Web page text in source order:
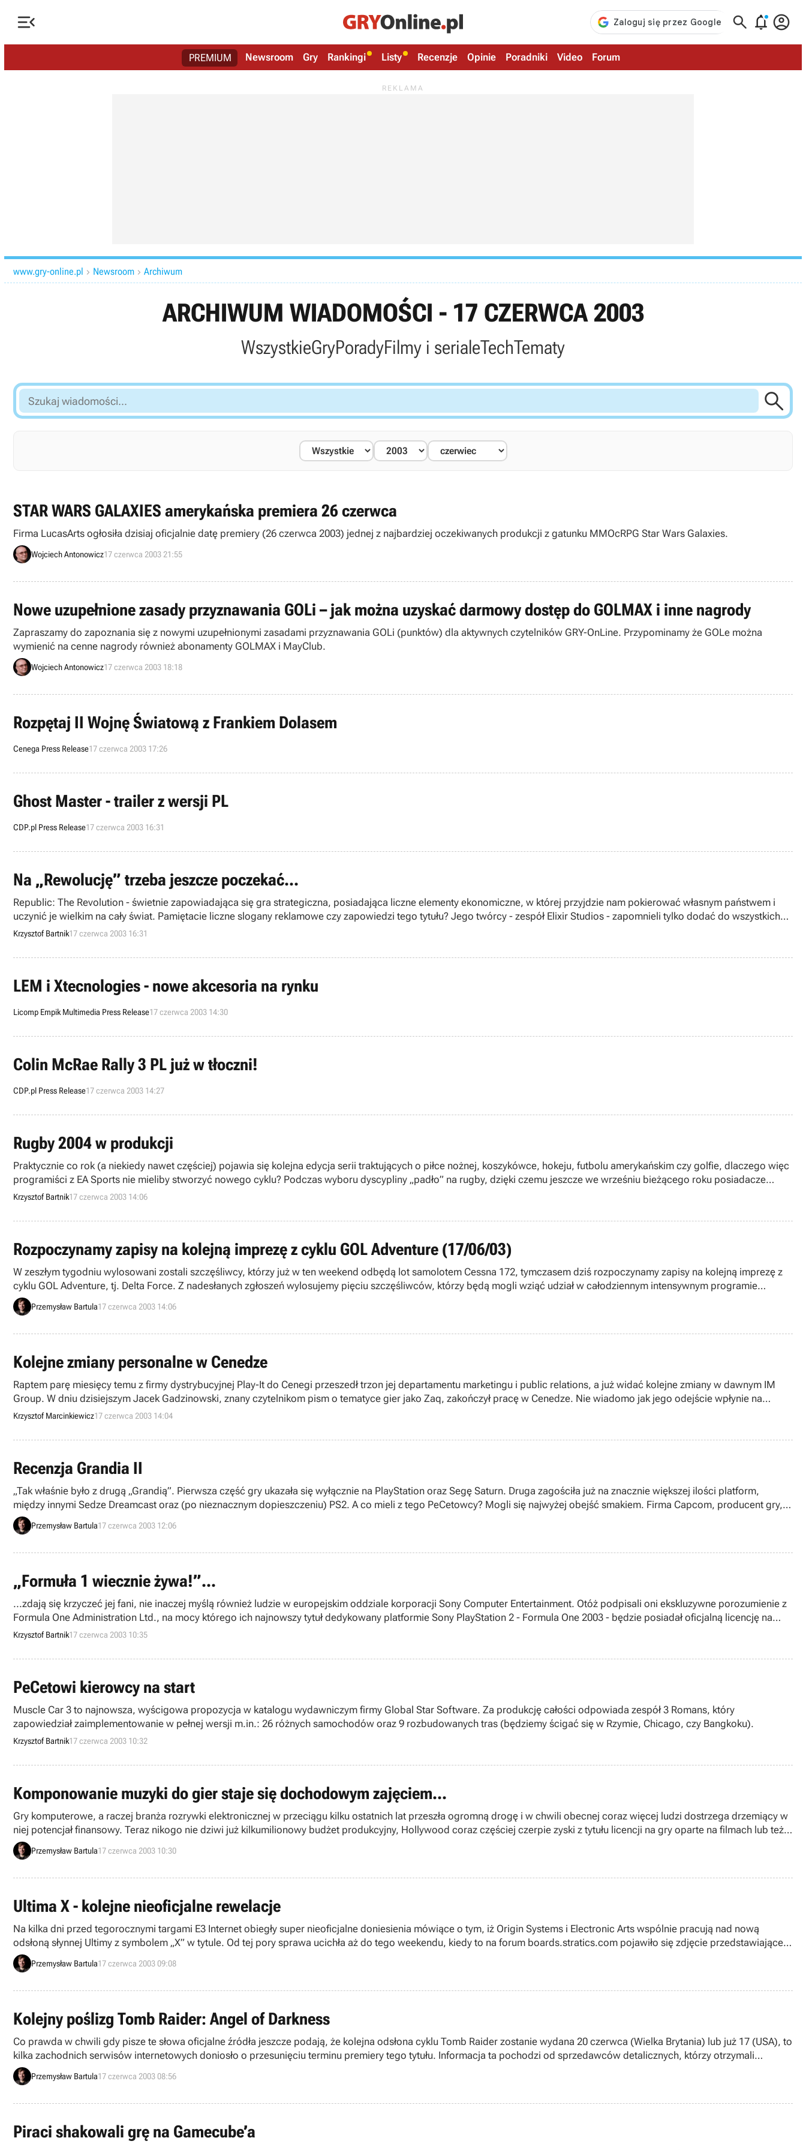
   
PREMIUM Newsroom Gry Rankingi Listy Recenzje Opinie Poradniki Video Forum
www.gry-online.pl  Newsroom  Archiwum
ARCHIWUM WIADOMOŚCI - 17 CZERWCA 2003
WszystkieGryPoradyFilmy i serialeTechTematy
Szukaj
wiadomości...

STAR WARS GALAXIES amerykańska premiera 26 czerwca
Firma LucasArts ogłosiła dzisiaj oficjalnie datę premiery (26 czerwca 2003) jednej z najbardziej oczekiwanych produkcji z gatunku MMOcRPG Star Wars Galaxies.
Wojciech Antonowicz17 czerwca 2003 21:55
Nowe uzupełnione zasady przyznawania GOLi – jak można uzyskać darmowy dostęp do GOLMAX i inne nagrody
Zapraszamy do zapoznania się z nowymi uzupełnionymi zasadami przyznawania GOLi (punktów) dla aktywnych czytelników GRY-OnLine. Przypominamy że GOLe można
wymienić na cenne nagrody również abonamenty GOLMAX i MayClub.
Wojciech Antonowicz17 czerwca 2003 18:18
Rozpętaj II Wojnę Światową z Frankiem Dolasem
Cenega Press Release17 czerwca 2003 17:26
Ghost Master - trailer z wersji PL
CDP.pl Press Release17 czerwca 2003 16:31
Na „Rewolucję” trzeba jeszcze poczekać...
Republic: The Revolution - świetnie zapowiadająca się gra strategiczna, posiadająca liczne elementy ekonomiczne, w której przyjdzie nam pokierować własnym państwem i
uczynić je wielkim na cały świat. Pamiętacie liczne slogany reklamowe czy zapowiedzi tego tytułu? Jego twórcy - zespół Elixir Studios - zapomnieli tylko dodać do wszystkich
ogłoszeń „wyjdzie, kiedy wyjdzie”, gdyż ciągłe zmiany daty rynkowego debiutu programu zaskakiwały już niejednego gracza...
Krzysztof Bartnik17 czerwca 2003 16:31
LEM i Xtecnologies - nowe akcesoria na rynku
Licomp Empik Multimedia Press Release17 czerwca 2003 14:30
Colin McRae Rally 3 PL już w tłoczni!
CDP.pl Press Release17 czerwca 2003 14:27
Rugby 2004 w produkcji
Praktycznie co rok (a niekiedy nawet częściej) pojawia się kolejna edycja serii traktujących o piłce nożnej, koszykówce, hokeju, futbolu amerykańskim czy golfie, dlaczego więc
programiści z EA Sports nie mieliby stworzyć nowego cyklu? Podczas wyboru dyscypliny „padło” na rugby, dzięki czemu jeszcze we wrześniu bieżącego roku posiadacze
konsoli Sony PlayStation 2 oraz komputerów klasy PC zagrają w Rugby 2004.
Krzysztof Bartnik17 czerwca 2003 14:06
Rozpoczynamy zapisy na kolejną imprezę z cyklu GOL Adventure (17/06/03)
W zeszłym tygodniu wylosowani zostali szczęśliwcy, którzy już w ten weekend odbędą lot samolotem Cessna 172, tymczasem dziś rozpoczynamy zapisy na kolejną imprezę z
cyklu GOL Adventure, tj. Delta Force. Z nadesłanych zgłoszeń wylosujemy pięciu szczęśliwców, którzy będą mogli wziąć udział w całodziennym intensywnym programie
strzeleckim, w skład którego wchodzi strzelanie z pistoletów (H&K USP Expert, Glock 17), strzelby gładkolufowej (shotgun Imperator SDASS, czyli popularna "pompka") oraz
karabinu (Hunter). Ponadto uczestnik z najlepszym rezultatem w strzelaniu będzie mógł odbyć skok spadochronowy w tandemie z instruktorem z wysokości 4000 metrów!
Przemysław Bartula17 czerwca 2003 14:06
Kolejne zmiany personalne w Cenedze
Raptem parę miesięcy temu z firmy dystrybucyjnej Play-It do Cenegi przeszedł trzon jej departamentu marketingu i public relations, a już widać kolejne zmiany w dawnym IM
Group. W dniu dzisiejszym Jacek Gadzinowski, znany czytelnikom pism o tematyce gier jako Zaq, zakończył pracę w Cenedze. Nie wiadomo jak jego odejście wpłynie na
marketing w tejże firmie, oraz jakie są dalsze plany Gadzinowskiego. Na pytanie czy zamierza ubiegać się o pracę w dziale marketingu innej firmy zajmującej się dystrybucją
Krzysztof Marcinkiewicz17 czerwca 2003 14:04
Recenzja Grandia II
„Tak właśnie było z drugą „Grandią”. Pierwsza część gry ukazała się wyłącznie na PlayStation oraz Segę Saturn. Druga zagościła już na znacznie większej ilości platform,
między innymi Sedze Dreamcast oraz (po nieznacznym dopieszczeniu) PS2. A co mieli z tego PeCetowcy? Mogli się najwyżej obejść smakiem. Firma Capcom, producent gry,
wysłuchała jednak ich próśb (a nawet błagań) i wydała konwersję „Grandii II” na PC. Konwersja to....” ...no właśnie jaka? Przeczytajcie dopiero co zamieszczoną recenzję
PeCetowej wersji gry Grandia II i na jej podstawie oceńcie, czy ów tytuł wart jest tego, by poświęcić mu czas... Zapraszam.
Przemysław Bartula17 czerwca 2003 12:06
„Formuła 1 wiecznie żywa!”...
...zdają się krzyczeć jej fani, nie inaczej myślą również ludzie w europejskim oddziale korporacji Sony Computer Entertainment. Otóż podpisali oni ekskluzywne porozumienie z
Formula One Administration Ltd., na mocy którego ich najnowszy tytuł dedykowany platformie Sony PlayStation 2 - Formula One 2003 - będzie posiadał oficjalną licencję na
używanie prawdziwych nazw teamów i nazwisk zawodników. Co więcej, umowa ma obowiązywać przez cztery najbliższe lata, tak więc śmiało można powiedzieć, iż kolejne
Krzysztof Bartnik17 czerwca 2003 10:35
PeCetowi kierowcy na start
Muscle Car 3 to najnowsza, wyścigowa propozycja w katalogu wydawniczym firmy Global Star Software. Za produkcję całości odpowiada zespół 3 Romans, który
zapowiedział zaimplementowanie w pełnej wersji m.in.: 26 różnych samochodów oraz 9 rozbudowanych tras (będziemy ścigać się w Rzymie, Chicago, czy Bangkoku).
Krzysztof Bartnik17 czerwca 2003 10:32
Komponowanie muzyki do gier staje się dochodowym zajęciem...
Gry komputerowe, a raczej branża rozrywki elektronicznej w przeciągu kilku ostatnich lat przeszła ogromną drogę i w chwili obecnej coraz więcej ludzi dostrzega drzemiący w
niej potencjał finansowy. Teraz nikogo nie dziwi już kilkumilionowy budżet produkcyjny, Hollywood coraz częściej czerpie zyski z tytułu licencji na gry oparte na filmach lub też
wykorzystania twarzy czy głosu aktora w grze, a na tym nie koniec. Kolejne branże zaczynają interesować się grami jako potencjalnym źródłem dochodu. Jak wiemy przemysł
muzyczny przeżywa ostatnio mały kryzysik związany z olbrzymim rozprzestrzenieniem się popularnych programów do wymiany plikami (w tym MP3) i kompozytorzy czy
Przemysław Bartula17 czerwca 2003 10:30
Ultima X - kolejne nieoficjalne rewelacje
Na kilka dni przed tegorocznymi targami E3 Internet obiegły super nieoficjalne doniesienia mówiące o tym, iż Origin Systems i Electronic Arts wspólnie pracują nad nową
odsłoną słynnej Ultimy z symbolem „X” w tytule. Od tej pory sprawa ucichła aż do tego weekendu, kiedy to na forum boards.stratics.com pojawiło się zdjęcie przedstawiające
ekran z logiem nowej gry. Pochodzi ono od przyjaciela administratora działu Ultimy Online na tym forum, zatrudnionego w Electronic Arts – widzimy na nim logo gry o tytule
„Ultima X: Odyssey”.
Przemysław Bartula17 czerwca 2003 09:08
Kolejny poślizg Tomb Raider: Angel of Darkness
Co prawda w chwili gdy pisze te słowa oficjalne źródła jeszcze podają, że kolejna odsłona cyklu Tomb Raider zostanie wydana 20 czerwca (Wielka Brytania) lub już 17 (USA), to
kilka zachodnich serwisów internetowych doniosło o przesunięciu terminu premiery tego tytułu. Informacja ta pochodzi od sprzedawców detalicznych, którzy otrzymali
stosowne zawiadomienie z firmy Eidos. Jak wiemy nie jest to pierwsza „obsuwa” w karierze Tomb Raider: Angel of Darkness, jednakże wygląda na to, iż ta nie będzie tak
dotkliwa jak poprzednie i ograniczy się do zmiany daty premiery o kilka dni – mówi się, iż nowy TR wyjdzie jeszcze w tym miesiącu, tj. pod sam jego koniec.
Przemysław Bartula17 czerwca 2003 08:56
Piraci shakowali grę na Gamecube’a